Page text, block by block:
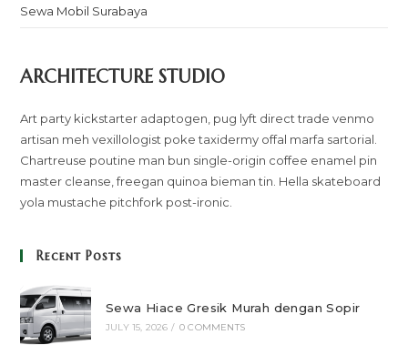
Sewa Mobil Surabaya
ARCHITECTURE STUDIO
Art party kickstarter adaptogen, pug lyft direct trade venmo
artisan meh vexillologist poke taxidermy offal marfa sartorial.
Chartreuse poutine man bun single-origin coffee enamel pin
master cleanse, freegan quinoa bieman tin. Hella skateboard
yola mustache pitchfork post-ironic.
Recent Posts
Sewa Hiace Gresik Murah dengan Sopir
JULY 15, 2026 / 0 COMMENTS